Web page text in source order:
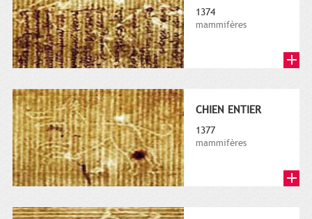
1374
mammifères
CHIEN ENTIER
1377
mammifères